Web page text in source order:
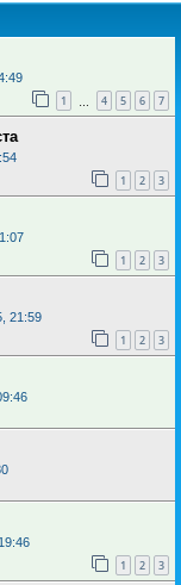
1 4 5 6 7
1 2 3
1 2 3
21:59
1 2 3
1 2 3